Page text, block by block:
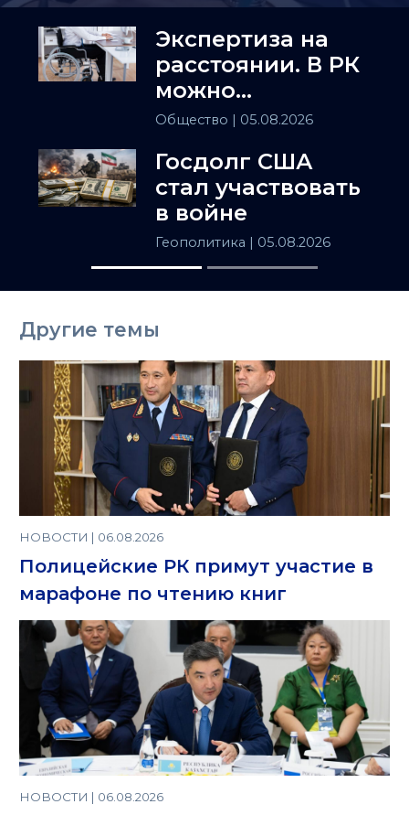
Экспертиза на
расстоянии. В РК
можно
установить
заочно
Общество | 05.08.2026
Госдолг США
стал участвовать
в войне
Геополитика | 05.08.2026
Другие темы
НОВОСТИ | 06.08.2026
Полицейские РК примут участие в
марафоне по чтению книг
НОВОСТИ | 06.08.2026